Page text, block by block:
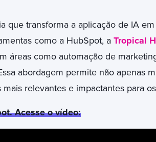
que transforma a aplicação de IA
como a HubSpot, a Tropical
áreas como automação de
abordagem permite não apenas
relevantes e impactantes para
Acesse o vídeo: